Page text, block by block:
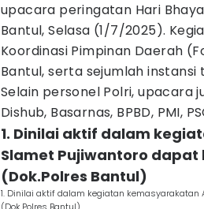
upacara peringatan Hari
Bantul, Selasa (1/7/2025).
Koordinasi Pimpinan Daerah
Bantul, serta sejumlah instansi
Selain personel Polri, upacara
Dishub, Basarnas, BPBD, PMI,
1. Dinilai aktif dalam
Slamet Pujiwantoro dapat
(Dok.Polres Bantul)
1. Dinilai aktif dalam kegiatan